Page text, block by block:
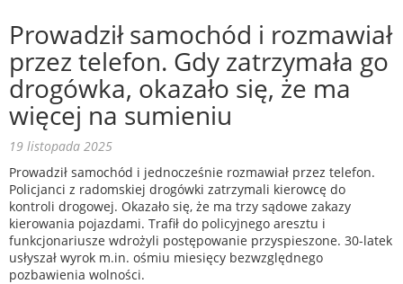
Prowadził samochód i rozmawiał
przez telefon. Gdy zatrzymała go
drogówka, okazało się, że ma
więcej na sumieniu
19 listopada 2025
Prowadził samochód i jednocześnie rozmawiał przez telefon.
Policjanci z radomskiej drogówki zatrzymali kierowcę do
kontroli drogowej. Okazało się, że ma trzy sądowe zakazy
kierowania pojazdami. Trafił do policyjnego aresztu i
funkcjonariusze wdrożyli postępowanie przyspieszone. 30-latek
usłyszał wyrok m.in. ośmiu miesięcy bezwzględnego
pozbawienia wolności.